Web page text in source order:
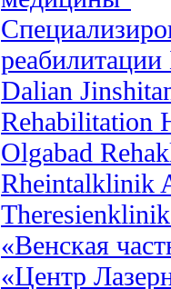
Dalian
Rehabilitation
Olgabad
Rheintalklinik
«Венская
«Центр